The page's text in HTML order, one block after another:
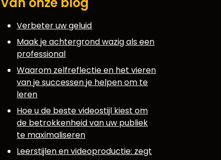
Verbeter uw geluid
Maak je achtergrond wazig als een
professional
Waarom zelfreflectie en het vieren
van je successen je helpen om te
leren
Hoe u de beste videostijl kiest om
de betrokkenheid van uw publiek
te maximaliseren
Leerstijlen en videoproductie: zegt